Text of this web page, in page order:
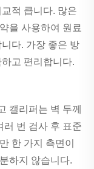
적 큽니다. 많은
을 사용하여 원료
다. 가장 좋은 방
고 편리합니다.
캘리퍼는 벽 두께
러 번 검사 후 표준
한 가지 측면이
하지 않습니다.